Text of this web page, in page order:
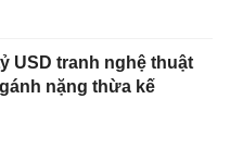
USD tranh nghệ thuật
nặng thừa kế